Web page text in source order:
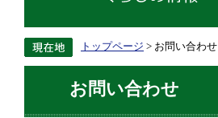
トップページ > お問い合わせ
お問い合わせ